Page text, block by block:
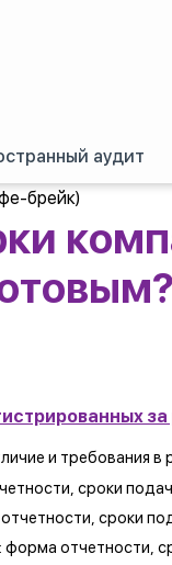
аудит
Семинары/Налоговые
брейк)
и требования в
сроки
сроки
отчетности,